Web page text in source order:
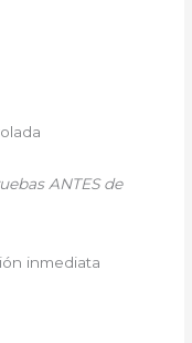
ANTES de
inmediata